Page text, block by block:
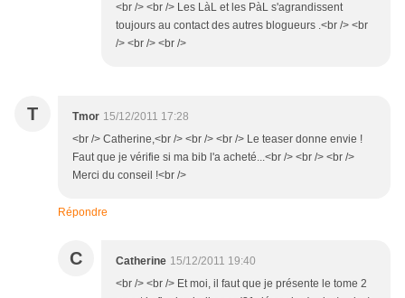
<br /> <br /> Les LàL et les PàL s'agrandissent
toujours au contact des autres blogueurs .<br /> <br
/> <br /> <br />
T Tmor 15/12/2011 17:28
<br /> Catherine,<br /> <br /> <br /> Le teaser donne envie !
Faut que je vérifie si ma bib l'a acheté...<br /> <br /> <br />
Merci du conseil !<br />
Répondre
C Catherine 15/12/2011 19:40
<br /> <br /> Et moi, il faut que je présente le tome 2